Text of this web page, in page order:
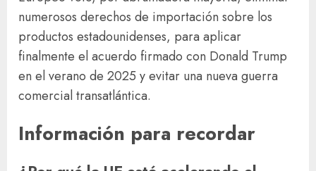
numerosos derechos de importación sobre los
productos estadounidenses, para aplicar
finalmente el acuerdo firmado con Donald Trump
en el verano de 2025 y evitar una nueva guerra
comercial transatlántica.
Información para recordar